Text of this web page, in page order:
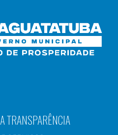
TRANSPARÊNCIA